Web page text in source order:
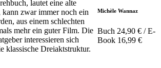
lautet eine alte
zwar immer noch ein
aus einem schlechten
mehr ein guter Film. Die
interessieren sich
klassische Dreiaktstruktur.
Michèle Wannaz
Buch 24,90 € / E-
Book 16,99 €